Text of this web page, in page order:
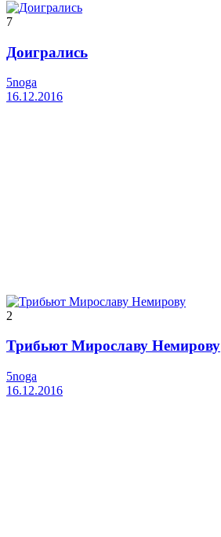
7
Доигрались
5noga
16.12.2016
2
Трибьют Мирославу Немирову
5noga
16.12.2016